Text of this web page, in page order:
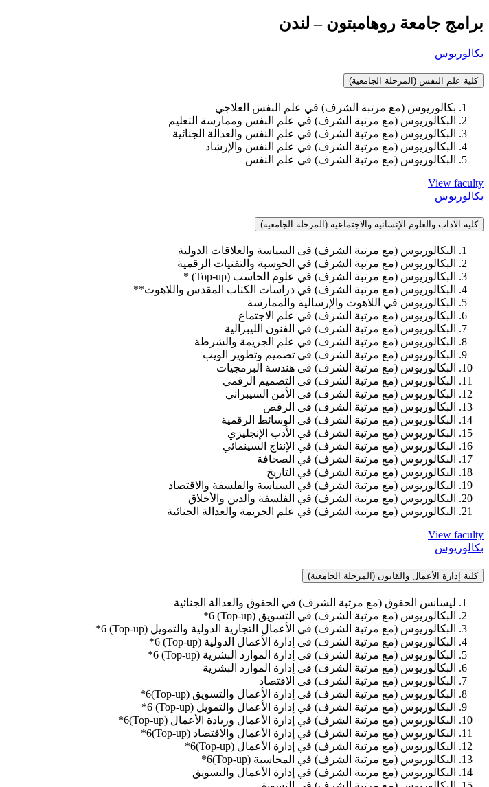
برامج جامعة روهامبتون – لندن
بكالوريوس
كلية علم النفس (المرحلة الجامعية)
بكالوريوس (مع مرتبة الشرف) في علم النفس العلاجي
البكالوريوس (مع مرتبة الشرف) في علم النفس وممارسة التعليم
البكالوريوس (مع مرتبة الشرف) في علم النفس والعدالة الجنائية
البكالوريوس (مع مرتبة الشرف) في علم النفس والإرشاد
البكالوريوس (مع مرتبة الشرف) في علم النفس
View faculty
بكالوريوس
كلية الآداب والعلوم الإنسانية والاجتماعية (المرحلة الجامعية)
البكالوريوس (مع مرتبة الشرف) فى السياسة والعلاقات الدولية
البكالوريوس (مع مرتبة الشرف) في الحوسبة والتقنيات الرقمية
البكالوريوس (مع مرتبة الشرف) في علوم الحاسب (Top-up) *
البكالوريوس (مع مرتبة الشرف) في دراسات الكتاب المقدس واللاهوت**
البكالوريوس في اللاهوت والإرسالية والممارسة
البكالوريوس (مع مرتبة الشرف) في علم الاجتماع
البكالوريوس (مع مرتبة الشرف) في الفنون الليبرالية
البكالوريوس (مع مرتبة الشرف) في علم الجريمة والشرطة
البكالوريوس (مع مرتبة الشرف) في تصميم وتطوير الويب
البكالوريوس (مع مرتبة الشرف) في هندسة البرمجيات
البكالوريوس (مع مرتبة الشرف) في التصميم الرقمي
البكالوريوس (مع مرتبة الشرف) في الأمن السيبراني
البكالوريوس (مع مرتبة الشرف) في الرقص
البكالوريوس (مع مرتبة الشرف) في الوسائط الرقمية
البكالوريوس (مع مرتبة الشرف) في الأدب الإنجليزي
البكالوريوس (مع مرتبة الشرف) في الإنتاج السينمائي
البكالوريوس (مع مرتبة الشرف) في الصحافة
البكالوريوس (مع مرتبة الشرف) في التاريخ
البكالوريوس (مع مرتبة الشرف) في السياسة والفلسفة والاقتصاد
البكالوريوس (مع مرتبة الشرف) في الفلسفة والدين والأخلاق
البكالوريوس (مع مرتبة الشرف) في علم الجريمة والعدالة الجنائية
View faculty
بكالوريوس
كلية إدارة الأعمال والقانون (المرحلة الجامعية)
ليسانس الحقوق (مع مرتبة الشرف) في الحقوق والعدالة الجنائية
البكالوريوس (مع مرتبة الشرف) في التسويق (Top-up) 6*
البكالوريوس (مع مرتبة الشرف) في الأعمال التجارية الدولية والتمويل (Top-up) 6*
البكالوريوس (مع مرتبة الشرف) في إدارة الأعمال الدولية (Top-up) 6*
البكالوريوس (مع مرتبة الشرف) في إدارة الموارد البشرية (Top-up) 6*
البكالوريوس (مع مرتبة الشرف) في إدارة الموارد البشرية
البكالوريوس (مع مرتبة الشرف) في الاقتصاد
البكالوريوس (مع مرتبة الشرف) في إدارة الأعمال والتسويق (Top-up)6*
البكالوريوس (مع مرتبة الشرف) في إدارة الأعمال والتمويل (Top-up) 6*
البكالوريوس (مع مرتبة الشرف) في إدارة الأعمال وريادة الأعمال (Top-up)6*
البكالوريوس (مع مرتبة الشرف) في إدارة الأعمال والاقتصاد (Top-up)6*
البكالوريوس (مع مرتبة الشرف) في إدارة الأعمال (Top-up)6*
البكالوريوس (مع مرتبة الشرف) في المحاسبة (Top-up)6*
البكالوريوس (مع مرتبة الشرف) في إدارة الأعمال والتسويق